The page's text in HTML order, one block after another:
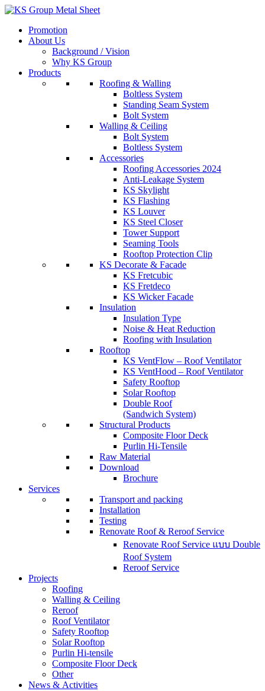
Skip
contentPromotion
About Us
Background / Vision
Why KS Group
Products
Roofing & Walling
Boltless System
Standing Seam System
Bolt System
Walling & Ceiling
Bolt System
Boltless System
Accessories
Roofing Accessories 2024
Anti-Leakage System
KS Skylight
KS Flashing
KS Louver
KS Steel Closer
Tower Support
Seaming Tools
Rooftop Protection Clip
KS Decorate & Facade
KS Fretcubic
KS Fretdeco
KS Wicker Facade
Insulation
Insulation Type
Noise & Heat Reduction
Roofing with Insulation
Rooftop
KS VentFlow – Roof Ventilator
KS VentHood – Roof Ventilator
Safety Rooftop
Solar Rooftop
Double Roof
(Sandwich System)
Structural Products
Composite Floor Deck
Purlin Hi-Tensile
Raw Material
Download
Brochure
Services
Transport and packing
Installation
Testing
Renovate Roof & Reroof Service
Renovate Roof Service แบบ Double
Roof System
Reroof Service
Projects
Roofing
Walling & Ceiling
Reroof
Roof Ventilator
Safety Rooftop
Solar Rooftop
Purlin Hi-tensile
Composite Floor Deck
Other
News & Activities